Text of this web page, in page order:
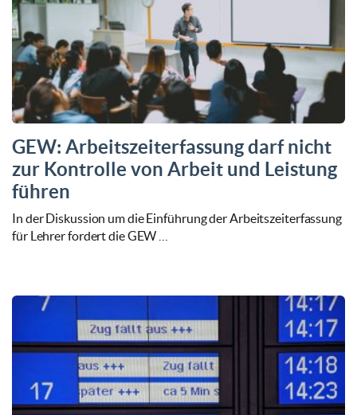
GEW: Arbeitszeiterfassung darf nicht
zur Kontrolle von Arbeit und Leistung
führen
In der Diskussion um die Einführung der Arbeitszeiterfassung
für Lehrer fordert die GEW …